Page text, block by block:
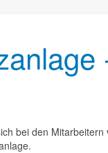
bei den